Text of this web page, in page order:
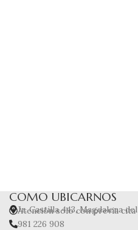
COMO UBICARNOS
Jr. Castilla 443, Magdalena
Atención solo con previa cita
981 226 908